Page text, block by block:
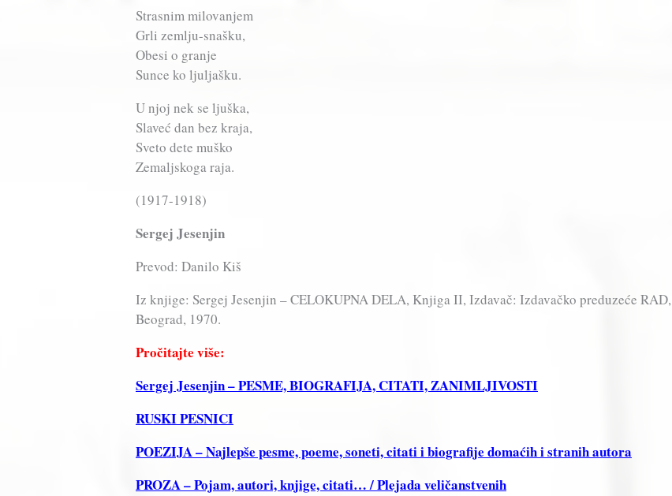
Strasnim milovanjem
Grli zemlju-snašku,
Obesi o granje
Sunce ko ljuljašku.
U njoj nek se ljuška,
Slaveć dan bez kraja,
Sveto dete muško
Zemaljskoga raja.
(1917-1918)
Sergej Jesenjin
Prevod: Danilo Kiš
Iz knjige: Sergej Jesenjin – CELOKUPNA DELA, Knjiga II, Izdavač: Izdavačko preduzeće RAD,
Beograd, 1970.
Pročitajte više:
Sergej Jesenjin – PESME, BIOGRAFIJA, CITATI, ZANIMLJIVOSTI
RUSKI PESNICI
POEZIJA – Najlepše pesme, poeme, soneti, citati i biografije domaćih i stranih autora
PROZA – Pojam, autori, knjige, citati… / Plejada veličanstvenih